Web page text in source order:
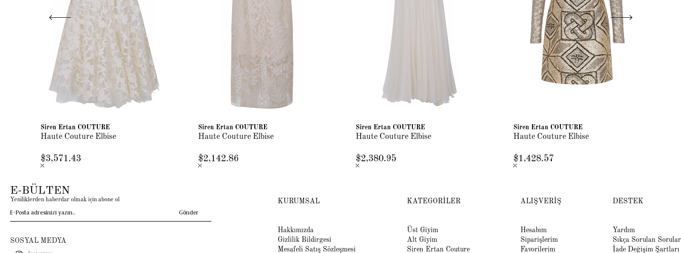
Siren Ertan COUTURE
Haute Couture Elbise
$3,571.43
Siren Ertan COUTURE
Haute Couture Elbise
$2,142.86
Siren Ertan COUTURE
Haute Couture Elbise
$2,380.95
Siren Ertan COUTURE
Haute Couture Elbise
$1,428.57
E-BÜLTEN
Yeniliklerden haberdar olmak için abone ol
Gönder
SOSYAL MEDYA
KURUMSAL
Hakkımızda
Gizlilik Bildirgesi
Mesafeli Satış Sözleşmesi
KATEGORİLER
Üst Giyim
Alt Giyim
Siren Ertan Couture
ALIŞVERİŞ
Hesabım
Siparişlerim
Favorilerim
DESTEK
Yardım
Sıkça Sorulan Sorular
İade Değişim Şartları